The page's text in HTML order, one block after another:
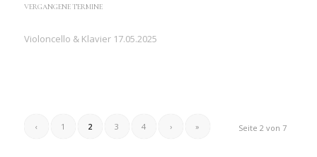
VERGANGENE TERMINE
Violoncello & Klavier 17.05.2025
Seite 2 von 7
‹ 1 2 3 4 › »